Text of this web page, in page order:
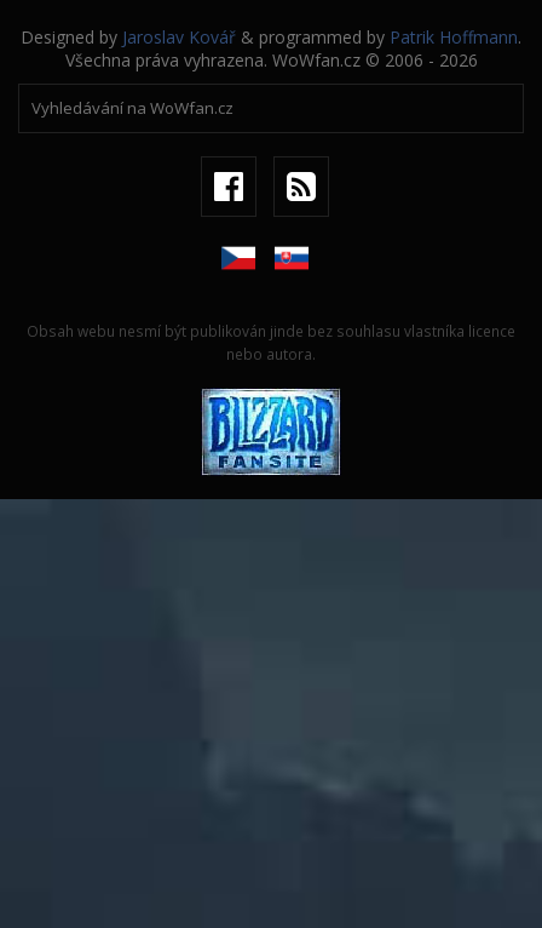
Designed by Jaroslav Kovář & programmed by Patrik Hoffmann.
Všechna práva vyhrazena. WoWfan.cz © 2006 - 2026
Obsah webu nesmí být publikován jinde bez souhlasu vlastníka licence
nebo autora.